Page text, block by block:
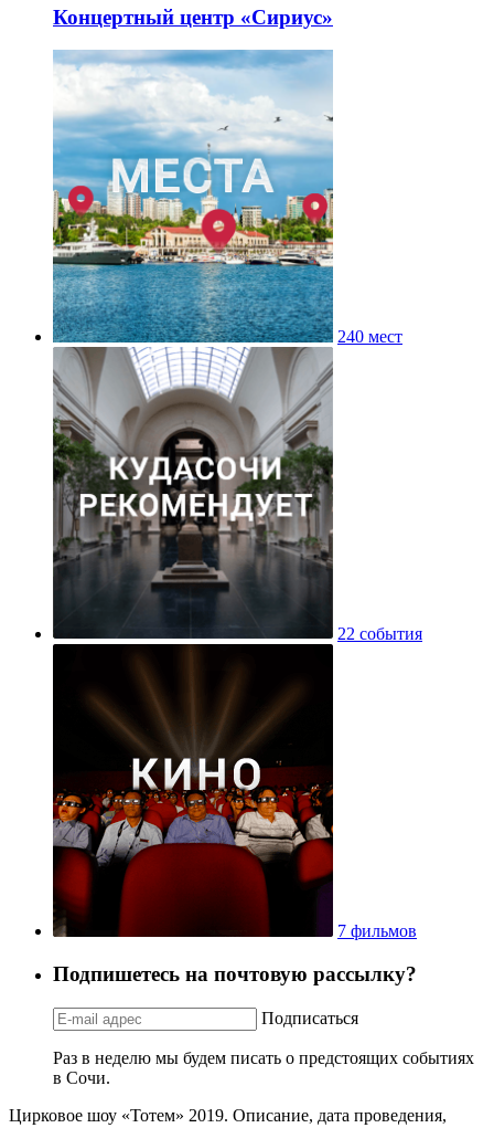
Концертный центр «Сириус»
240 мест
22 события
7 фильмов
Подпишетесь на почтовую рассылку?
Подписаться
Раз в неделю мы будем писать о предстоящих событиях
в Сочи.
Цирковое шоу «Тотем» 2019. Описание, дата проведения,